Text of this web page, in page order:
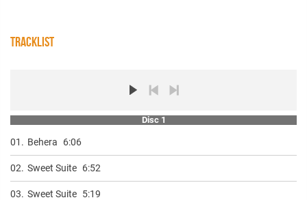
TRACKLIST
Disc 1
01. Behera 6:06
02. Sweet Suite 6:52
03. Sweet Suite 5:19